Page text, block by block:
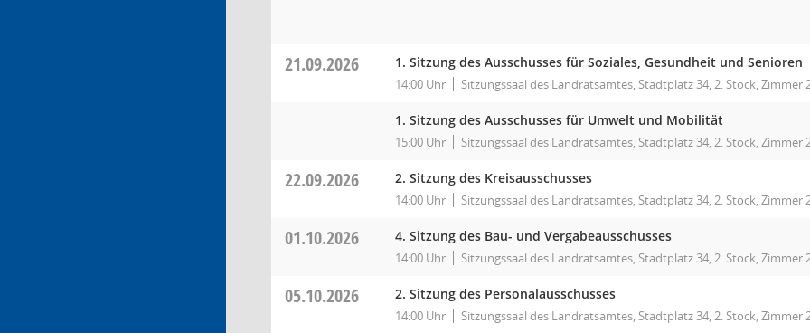
21.09.2026 1. Sitzung des Ausschusses für Soziales, Gesundheit und Senioren
14:00 Uhr Sitzungssaal des Landratsamtes, Stadtplatz 34, 2. Stock, Zimmer
1. Sitzung des Ausschusses für Umwelt und Mobilität
15:00 Uhr Sitzungssaal des Landratsamtes, Stadtplatz 34, 2. Stock, Zimmer
22.09.2026 2. Sitzung des Kreisausschusses
14:00 Uhr Sitzungssaal des Landratsamtes, Stadtplatz 34, 2. Stock, Zimmer
01.10.2026 4. Sitzung des Bau- und Vergabeausschusses
14:00 Uhr Sitzungssaal des Landratsamtes, Stadtplatz 34, 2. Stock, Zimmer
05.10.2026 2. Sitzung des Personalausschusses
14:00 Uhr Sitzungssaal des Landratsamtes, Stadtplatz 34, 2. Stock, Zimmer